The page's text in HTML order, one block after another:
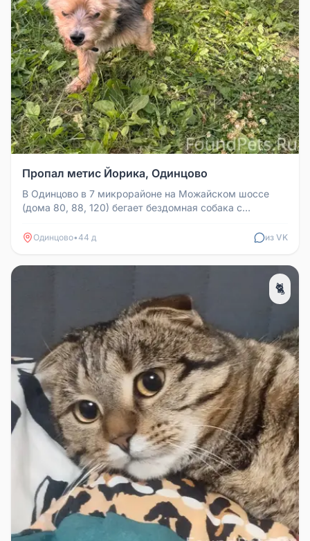
Пропал метис Йорика, Одинцово
В Одинцово в 7 микрорайоне на Можайском шоссе
(дома 80, 88, 120) бегает бездомная собака с
Одинцово•44 д из VK
🐈